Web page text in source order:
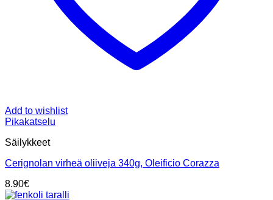
Add to wishlist
Pikakatselu
Säilykkeet
Cerignolan virheä oliiveja 340g, Oleificio Corazza
8.90€